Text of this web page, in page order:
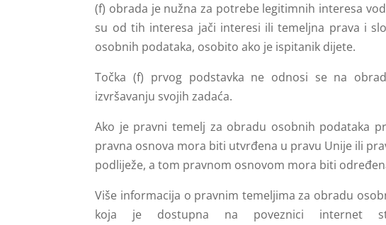
(f) obrada je nužna za potrebe legitimnih interesa
su od tih interesa jači interesi ili temeljna prava i
osobnih podataka, osobito ako je ispitanik dijete.
Točka (f) prvog podstavka ne odnosi se na
izvršavanju svojih zadaća.
Ako je pravni temelj za obradu osobnih podataka
pravna osnova mora biti utvrđena u pravu Unije ili
podliježe, a tom pravnom osnovom mora biti
Više informacija o pravnim temeljima za obradu
koja je dostupna na poveznici internet